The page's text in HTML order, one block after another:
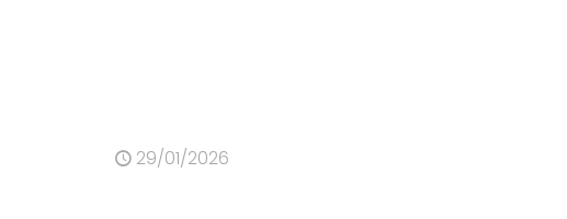
29/01/2026